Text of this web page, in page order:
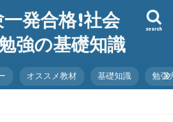
発合格!社会
強の基礎知識
search
オススメ教材 基礎知識 勉強